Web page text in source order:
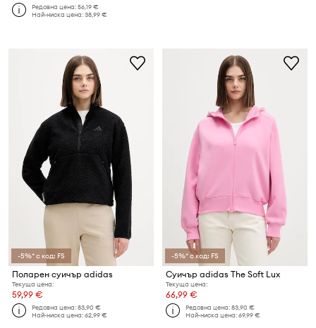
Редовна цена:56,19 €
Най-ниска цена:38,99 €
-5%* с код: FS
Поларен суичър adidas
Текуща цена:
59,99 €
Редовна цена:83,90 €
Най-ниска цена:62,99 €
-5%* с код: FS
Суичър adidas The Soft Lux
Текуща цена:
66,99 €
Редовна цена:83,90 €
Най-ниска цена:69,99 €